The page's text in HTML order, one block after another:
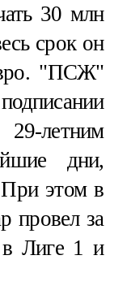
30 млн
срок он
"ПСЖ"
летним
дни,
этом в
провел за
в Лиге 1 и